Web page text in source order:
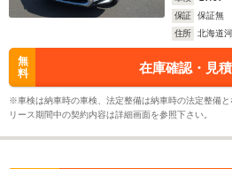
保証
保証無
住所
北海道
無
料
在庫確認・見
※車検は納車時の車検、法定整備は納車時の法定整備と
リース期間中の契約内容は詳細画面を参照下さい。